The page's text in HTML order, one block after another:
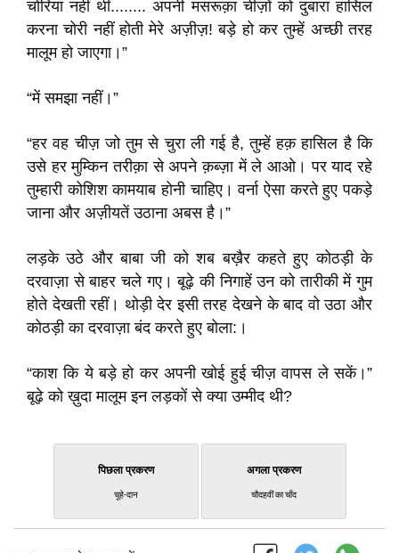
चोरियां नहीं थीं........ अपनी मसरूक़ा चीज़ों को दुबारा हासिल
करना चोरी नहीं होती मेरे अज़ीज़! बड़े हो कर तुम्हें अच्छी तरह
मालूम हो जाएगा।”
“में समझा नहीं।”
“हर वह चीज़ जो तुम से चुरा ली गई है, तुम्हें हक़ हासिल है कि
उसे हर मुम्किन तरीक़ा से अपने क़ब्ज़ा में ले आओ। पर याद रहे
तुम्हारी कोशिश कामयाब होनी चाहिए। वर्ना ऐसा करते हुए पकड़े
जाना और अज़ीयतें उठाना अबस है।”
लड़के उठे और बाबा जी को शब बख़ैर कहते हुए कोठड़ी के
दरवाज़ा से बाहर चले गए। बूढ़े की निगाहें उन को तारीकी में गुम
होते देखती रहीं। थोड़ी देर इसी तरह देखने के बाद वो उठा और
कोठड़ी का दरवाज़ा बंद करते हुए बोला:।
“काश कि ये बड़े हो कर अपनी खोई हुई चीज़ वापस ले सकें।”
बूढ़े को ख़ुदा मालूम इन लड़कों से क्या उम्मीद थी?
पिछला प्रकरण
चूहे-दान
अगला प्रकरण
चौदहवीं का चाँद